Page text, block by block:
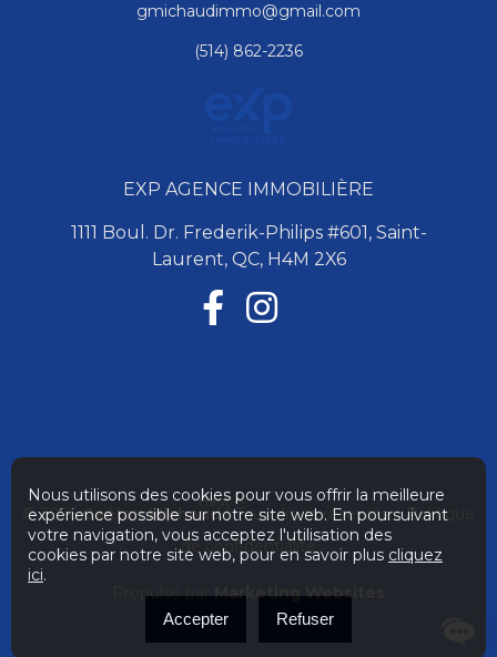
Nous utilisons des cookies pour vous offrir la meilleure
expérience possible sur notre site web. En poursuivant
votre navigation, vous acceptez l'utilisation des
cookies par notre site web, pour en savoir plus cliquez
ici.
Accepter Refuser
gmichaudimmo@gmail.com
(514) 862-2236
EXP AGENCE IMMOBILIÈRE
1111 Boul. Dr. Frederik-Philips #601, Saint-
Laurent, QC, H4M 2X6
© 2026Gaétan Michaud| Tous droits réservés. |Politique
de confidentialité
Propulsé parMarketing Websites
Haut